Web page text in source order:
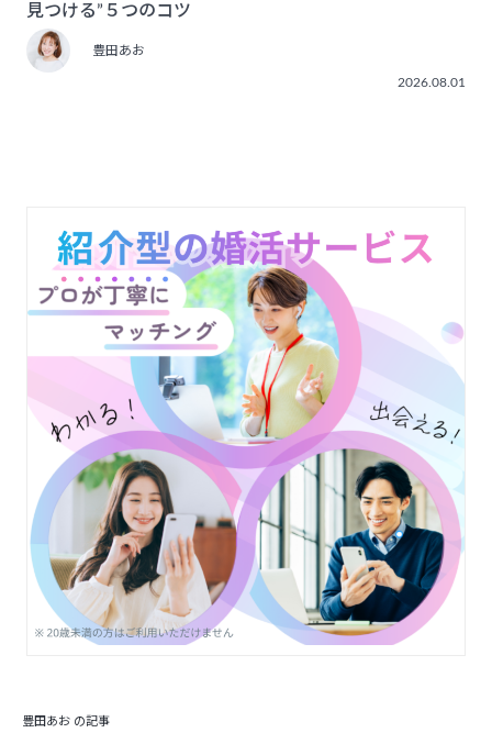
見つける”５つのコツ
豊田あお
2026.08.01
豊田あお の記事